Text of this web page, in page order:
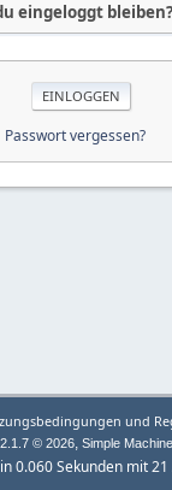
eingeloggt
Passwort vergessen?
und
© 2026, Simple
0.060 Sekunden mit